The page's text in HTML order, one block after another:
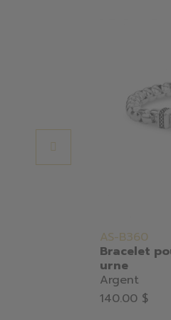
AS-B360
Bracelet
urne
Argent
140.00 $